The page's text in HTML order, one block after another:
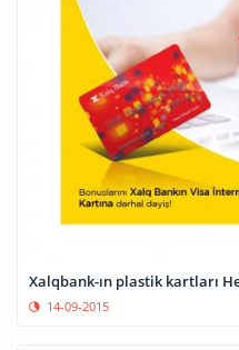
Xalqbank-ın plastik kartları
14-09-2015